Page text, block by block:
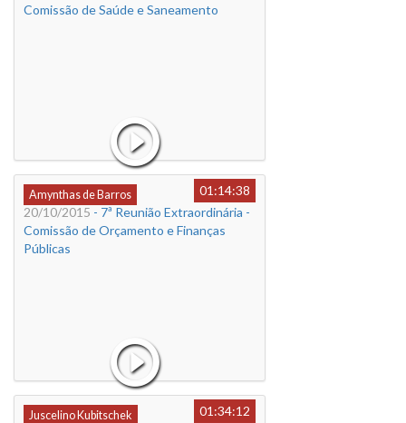
Comissão de Saúde e Saneamento
Amynthas de Barros
01:14:38
20/10/2015 - 7ª Reunião Extraordinária -
Comissão de Orçamento e Finanças
Públicas
Juscelino Kubitschek
01:34:12